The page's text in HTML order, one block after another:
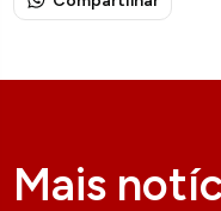
Mais